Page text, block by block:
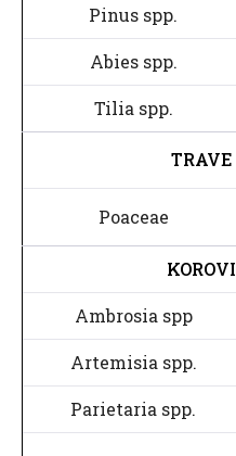
Pinus spp.
Abies spp.
Tilia spp.
TRAVE
Poaceae
KOROVI
Ambrosia spp
Artemisia spp.
Parietaria spp.